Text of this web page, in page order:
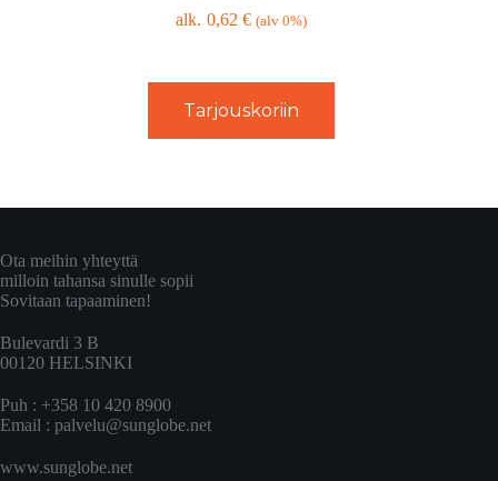
0,62€ (alv 0%)
Tarjouskoriin
Ota meihin yhteyttä
milloin tahansa sinulle sopii
Sovitaan tapaaminen!
Bulevardi 3 B
00120 HELSINKI
Puh : +358 10 420 8900
Email : palvelu@sunglobe.net
www.sunglobe.net